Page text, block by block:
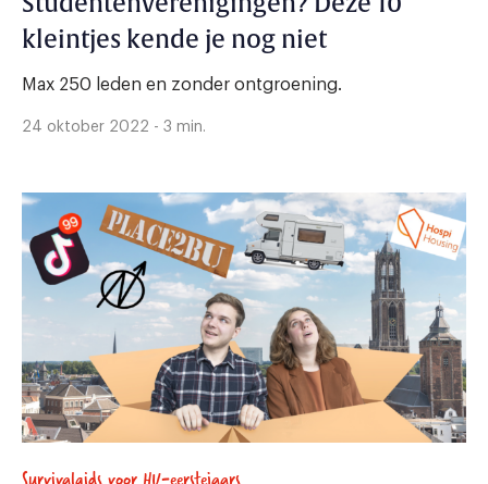
kleintjes kende je nog niet
Max 250 leden en zonder ontgroening.
24 oktober 2022 - 3 min.